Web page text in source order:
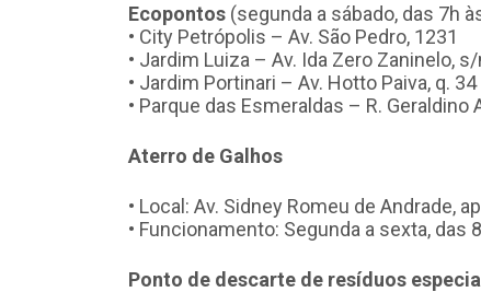
Ecopontos (segunda a sábado, das 7h
• City Petrópolis – Av. São Pedro, 1231
• Jardim Luiza – Av. Ida Zero Zaninelo, s/
• Jardim Portinari – Av. Hotto Paiva, q. 34
• Parque das Esmeraldas – R. Geraldino
Aterro de Galhos
• Local: Av. Sidney Romeu de Andrade,
• Funcionamento: Segunda a sexta, das
Ponto de descarte de resíduos